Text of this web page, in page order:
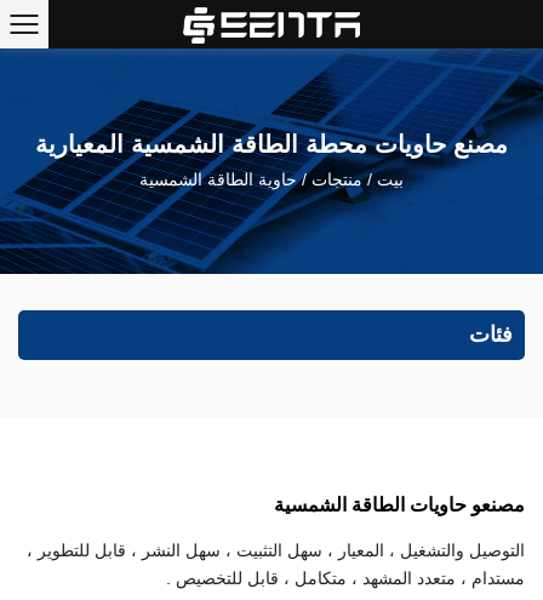
مصنع حاويات محطة الطاقة الشمسية المعيارية
بيت/منتجات/حاوية الطاقة الشمسية
فئات
مصنعو حاويات الطاقة الشمسية
التوصيل والتشغيل ، المعيار ، سهل التثبيت ، سهل النشر ، قابل للتطوير ،
مستدام ، متعدد المشهد ، متكامل ، قابل للتخصيص .